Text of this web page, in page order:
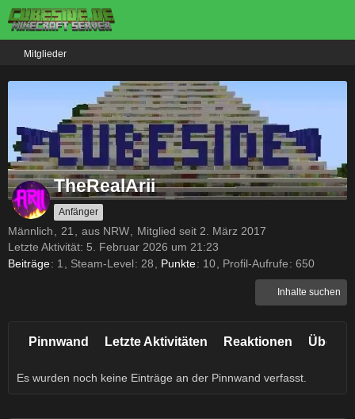
Mitglieder
TheRealArii
Anfänger
Männlich 21 aus NRW
Mitglied seit 2. März 2017
Letzte Aktivität: 5. Februar 2026 um 21:23
Beiträge
1 Steam-Level 28 Punkte 10 Profil-Aufrufe 650
Inhalte suchen
Pinnwand Letzte Aktivitäten Reaktionen Über
Es wurden noch keine Einträge an der Pinnwand verfasst.